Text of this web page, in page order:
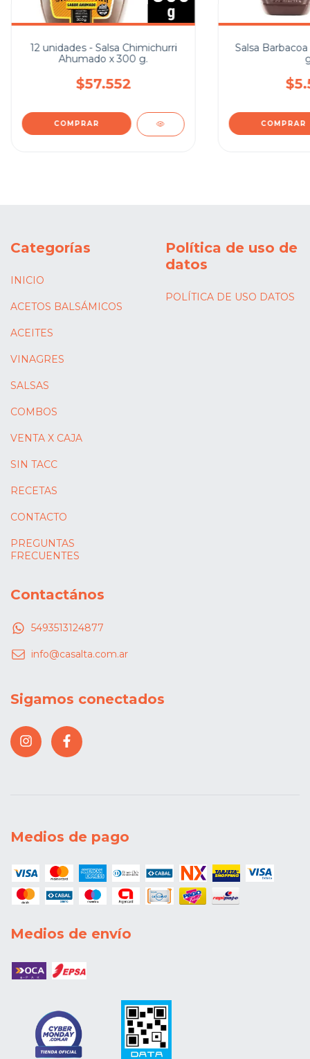
12 unidades - Salsa Chimichurri
Ahumado x 300 g.
$57.552
Salsa
Categorías
INICIO
ACETOS BALSÁMICOS
ACEITES
VINAGRES
SALSAS
COMBOS
VENTA X CAJA
SIN TACC
RECETAS
CONTACTO
PREGUNTAS
FRECUENTES
Política de uso de
datos
POLÍTICA DE USO DATOS
Contactános
5493513124877
info@casalta.com.ar
Sigamos conectados
Medios de pago
Medios de envío